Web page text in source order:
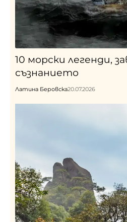
10 морски легенди,
съзнанието
Латина Беровска20.07.2026